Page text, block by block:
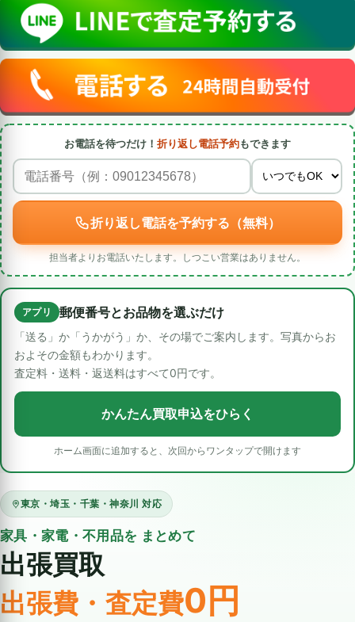
お電話を待つだけ！ 折り返し電話予約もできます
折り返し電話を予約する（無料）
担当者よりお電話いたします。しつこい営業はありません。
アプリ 郵便番号とお品物を選ぶだけ
「送る」か「うかがう」か、その場でご案内します。写真からお
およその金額もわかります。
査定料・送料・返送料はすべて0円です。
かんたん買取申込をひらく
ホーム画面に追加すると、次回からワンタップで開けます
東京・埼玉・千葉・神奈川 対応
家具・家電・不用品を まとめて
出張買取
出張費・査定費0円